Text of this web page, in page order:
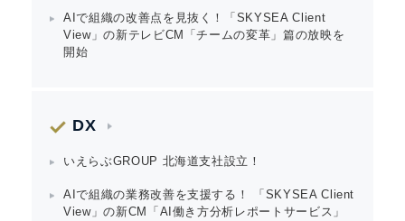
AIで組織の改善点を見抜く！「SKYSEA Client
View」の新テレビCM「チームの変革」篇の放映を
開始
DX
いえらぶGROUP 北海道支社設立！
AIで組織の業務改善を支援する！ 「SKYSEA Client
View」の新CM「AI働き方分析レポートサービス」